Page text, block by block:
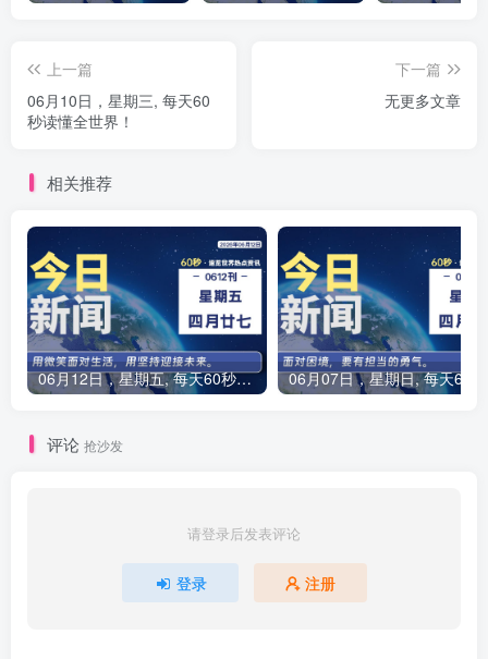
上一篇
06月10日，星期三, 每天60
秒读懂全世界！
下一篇
无更多文章
相关推荐
06月12日，星期五, 每天60秒读懂全世界！
评论 抢沙发
请登录后发表评论
登录 注册